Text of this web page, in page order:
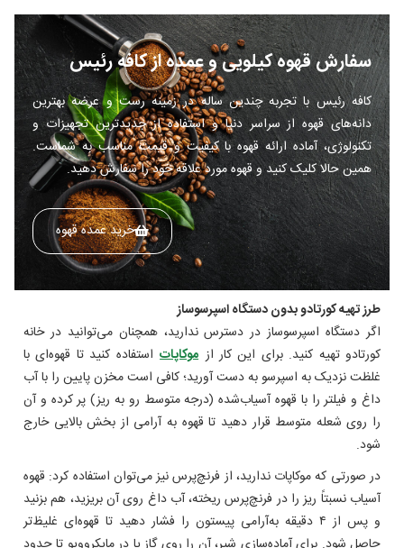
سفارش قهوه کیلویی و عمده از کافه رئیس
کافه رئیس با تجربه چندین ساله در زمینه رست و عرضه بهترین
دانه‌های قهوه از سراسر دنیا و استفاده از جدیدترین تجهیزات و
تکنولوژی، آماده ارائه قهوه با کیفیت و قیمت مناسب به شماست.
همین حالا کلیک کنید و قهوه مورد علاقه خود را سفارش دهید.
خرید عمده قهوه
طرز تهیه کورتادو بدون دستگاه اسپرسوساز
اگر دستگاه اسپرسوساز در دسترس ندارید، همچنان می‌توانید در خانه
کورتادو تهیه کنید. برای این کار از موکاپات استفاده کنید تا قهوه‌ای با
غلظت نزدیک به اسپرسو به دست آورید؛ کافی است مخزن پایین را با آب
داغ و فیلتر را با قهوه آسیاب‌شده (درجه متوسط رو به ریز) پر کرده و آن
را روی شعله متوسط قرار دهید تا قهوه به‌ آرامی از بخش بالایی خارج
شود.
در صورتی که موکاپات ندارید، از فرنچ‌پرس نیز می‌توان استفاده کرد: قهوه
آسیاب نسبتاً ریز را در فرنچ‌پرس ریخته، آب داغ روی آن بریزید، هم بزنید
و پس از ۴ دقیقه به‌آرامی پیستون را فشار دهید تا قهوه‌ای غلیظ‌تر